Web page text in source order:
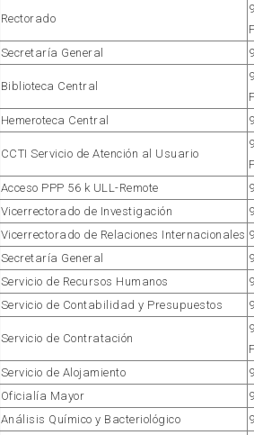
Rectorado
Secretaría General
Biblioteca Central
Hemeroteca Central
CCTI Servicio de Atención al Usuario
Acceso PPP 56 k ULL-Remote
Vicerrectorado de Investigación
Vicerrectorado de Relaciones Internacionales
Secretaría General
Servicio de Recursos Humanos
Servicio de Contabilidad y Presupuestos
Servicio de Contratación
Servicio de Alojamiento
Oficialía Mayor
Análisis Químico y Bacteriológico